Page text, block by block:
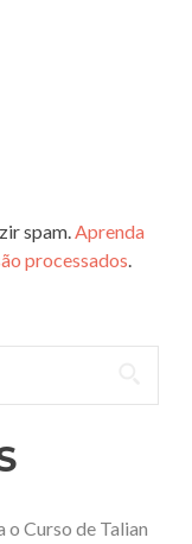
spam.Aprenda
processados.
o Curso de Talian